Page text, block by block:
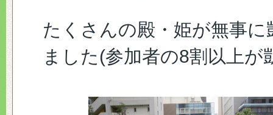
たくさんの殿・姫が無事に
ました(参加者の8割以上が